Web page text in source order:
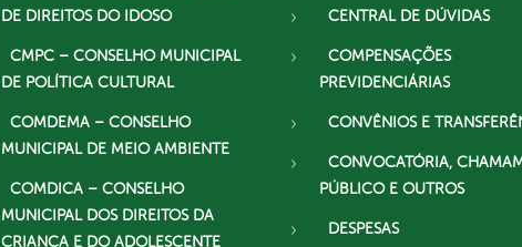
DE DIREITOS DO IDOSO
CMPC – CONSELHO MUNICIPAL
DE POLÍTICA CULTURAL
COMDEMA – CONSELHO
MUNICIPAL DE MEIO AMBIENTE
COMDICA – CONSELHO
MUNICIPAL DOS DIREITOS DA
CRIANÇA E DO ADOLESCENTE
CENTRAL DE DÚVIDAS
COMPENSAÇÕES
PREVIDENCIÁRIAS
CONVÊNIOS E
CONVOCATÓRIA,
PÚBLICO E OUTROS
DESPESAS